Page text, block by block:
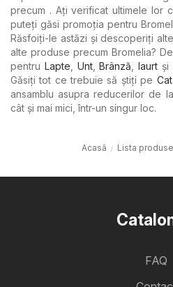
precum . Ați verificat ultimele lor
puteți găsi promoția pentru
Răsfoiți-le astăzi și descoperiți
alte produse precum Bromelia?
pentru Lapte Unt,Brânză ,Iaurt şi
Găsiți tot ce trebuie să știți pe
ansamblu asupra reducerilor de
cât și mai mici, într-un singur loc.
Acasă Lista
FAQ